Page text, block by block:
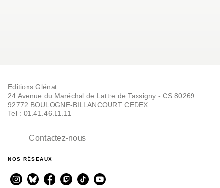
Editions Glénat
24 Avenue du Maréchal de Lattre de Tassigny - CS 80269
92772 BOULOGNE-BILLANCOURT CEDEX
Tel : 01.41.46.11.11
Contactez-nous
NOS RÉSEAUX